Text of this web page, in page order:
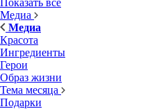
Показать все
Медиа
Медиа
Красота
Ингредиенты
Герои
Образ жизни
Тема месяца
Подарки